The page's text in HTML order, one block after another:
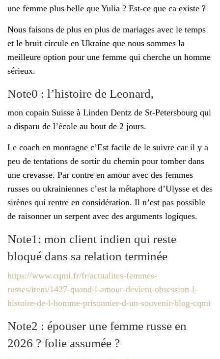
une femme plus belle que Yulia ? Est-ce que ca existe ?
Nous faisons de plus en plus de mariages avec le temps
et le bruit circule en Ukraine que nous sommes la
meilleure option pour une femme qui cherche un homme
sérieux.
Note0 : l’histoire de Leonard,
mon copain Suisse à Linden Dentz de St-Petersbourg qui
a disparu de l’école au bout de 2 jours.
Le coach en montagne c’Est facile de le suivre car il y a
peu de tentations de sortir du chemin pour tomber dans
une crevasse. Par contre en amour avec des femmes
russes ou ukrainiennes c’est la métaphore d’Ulysse et des
sirènes qui rentre en considération. Il n’est pas possible
de raisonner un serpent avec des arguments logiques.
Note1: mon client indien qui reste
bloqué dans sa relation terminée
https://www.cqmi.fr/fr/actualites-femmes-
russes/item/1427-quand-l-amour-devient-obsession-l-
histoire-de-l-homme-prisonnier-d-un-souvenir-blog-cqmi
Note2 : épouser une femme russe en
2026 ? folie assumée ?